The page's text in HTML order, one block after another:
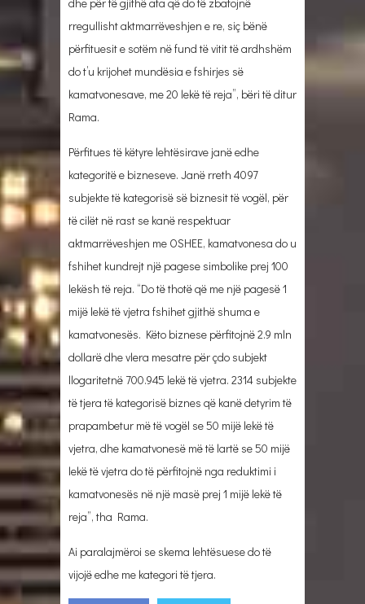
rregullisht aktmarrëveshjen e re, siç bënë
përfituesit e sotëm në fund të vitit të ardhshëm
do t’u krijohet mundësia e fshirjes së
kamatvonesave, me 20 lekë të reja”, bëri të ditur
Rama.
Përfitues të këtyre lehtësirave janë edhe
kategoritë e bizneseve. Janë rreth 4097
subjekte të kategorisë së biznesit të vogël, për
të cilët në rast se kanë respektuar
aktmarrëveshjen me OSHEE, kamatvonesa do u
fshihet kundrejt një pagese simbolike prej 100
lekësh të reja. “Do të thotë që me një pagesë 1
mijë lekë të vjetra fshihet gjithë shuma e
kamatvonesës. Këto biznese përfitojnë 2.9 mln
dollarë dhe vlera mesatre për çdo subjekt
llogaritetnë 700.945 lekë të vjetra. 2314 subjekte
të tjera të kategorisë biznes që kanë detyrim të
prapambetur më të vogël se 50 mijë lekë të
vjetra, dhe kamatvonesë më të lartë se 50 mijë
lekë të vjetra do të përfitojnë nga reduktimi i
kamatvonesës në një masë prej 1 mijë lekë të
reja”, tha Rama.
Ai paralajmëroi se skema lehtësuese do të
vijojë edhe me kategori të tjera.